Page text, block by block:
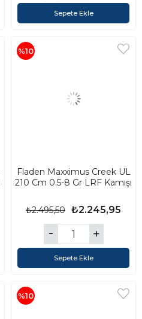
Sepete Ekle
Fladen Maxximus Creek UL
210 Cm 0.5-8 Gr LRF Kamışı
₺2.245,95
₺2.495,50
Sepete Ekle
%10
%10